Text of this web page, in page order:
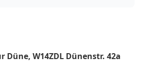
Düne, W14ZDL Dünenstr. 42a